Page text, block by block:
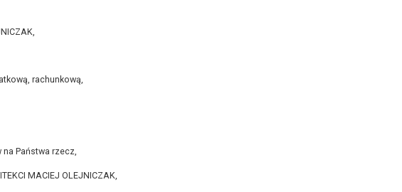
rachunkową,
Państwa rzecz,
MACIEJ OLEJNICZAK,